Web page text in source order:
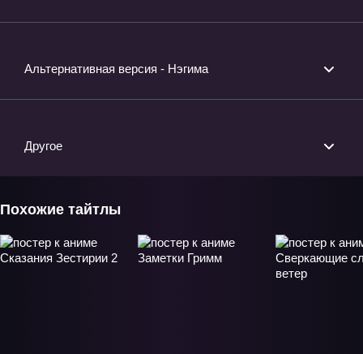
Альтернативная версия - Нэгима
Другое
Похожие тайтлы